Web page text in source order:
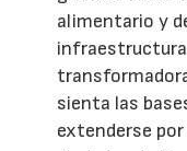
alimentario y
infraestructura
sienta las
extenderse